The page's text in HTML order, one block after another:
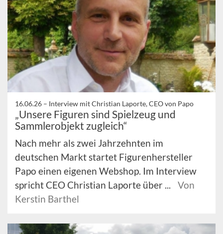
16.06.26 – Interview mit Christian Laporte, CEO von Papo
„Unsere Figuren sind Spielzeug und
Sammlerobjekt zugleich“
Nach mehr als zwei Jahrzehnten im
deutschen Markt startet Figurenhersteller
Papo einen eigenen Webshop. Im Interview
spricht CEO Christian Laporte über ...
Von
Kerstin Barthel